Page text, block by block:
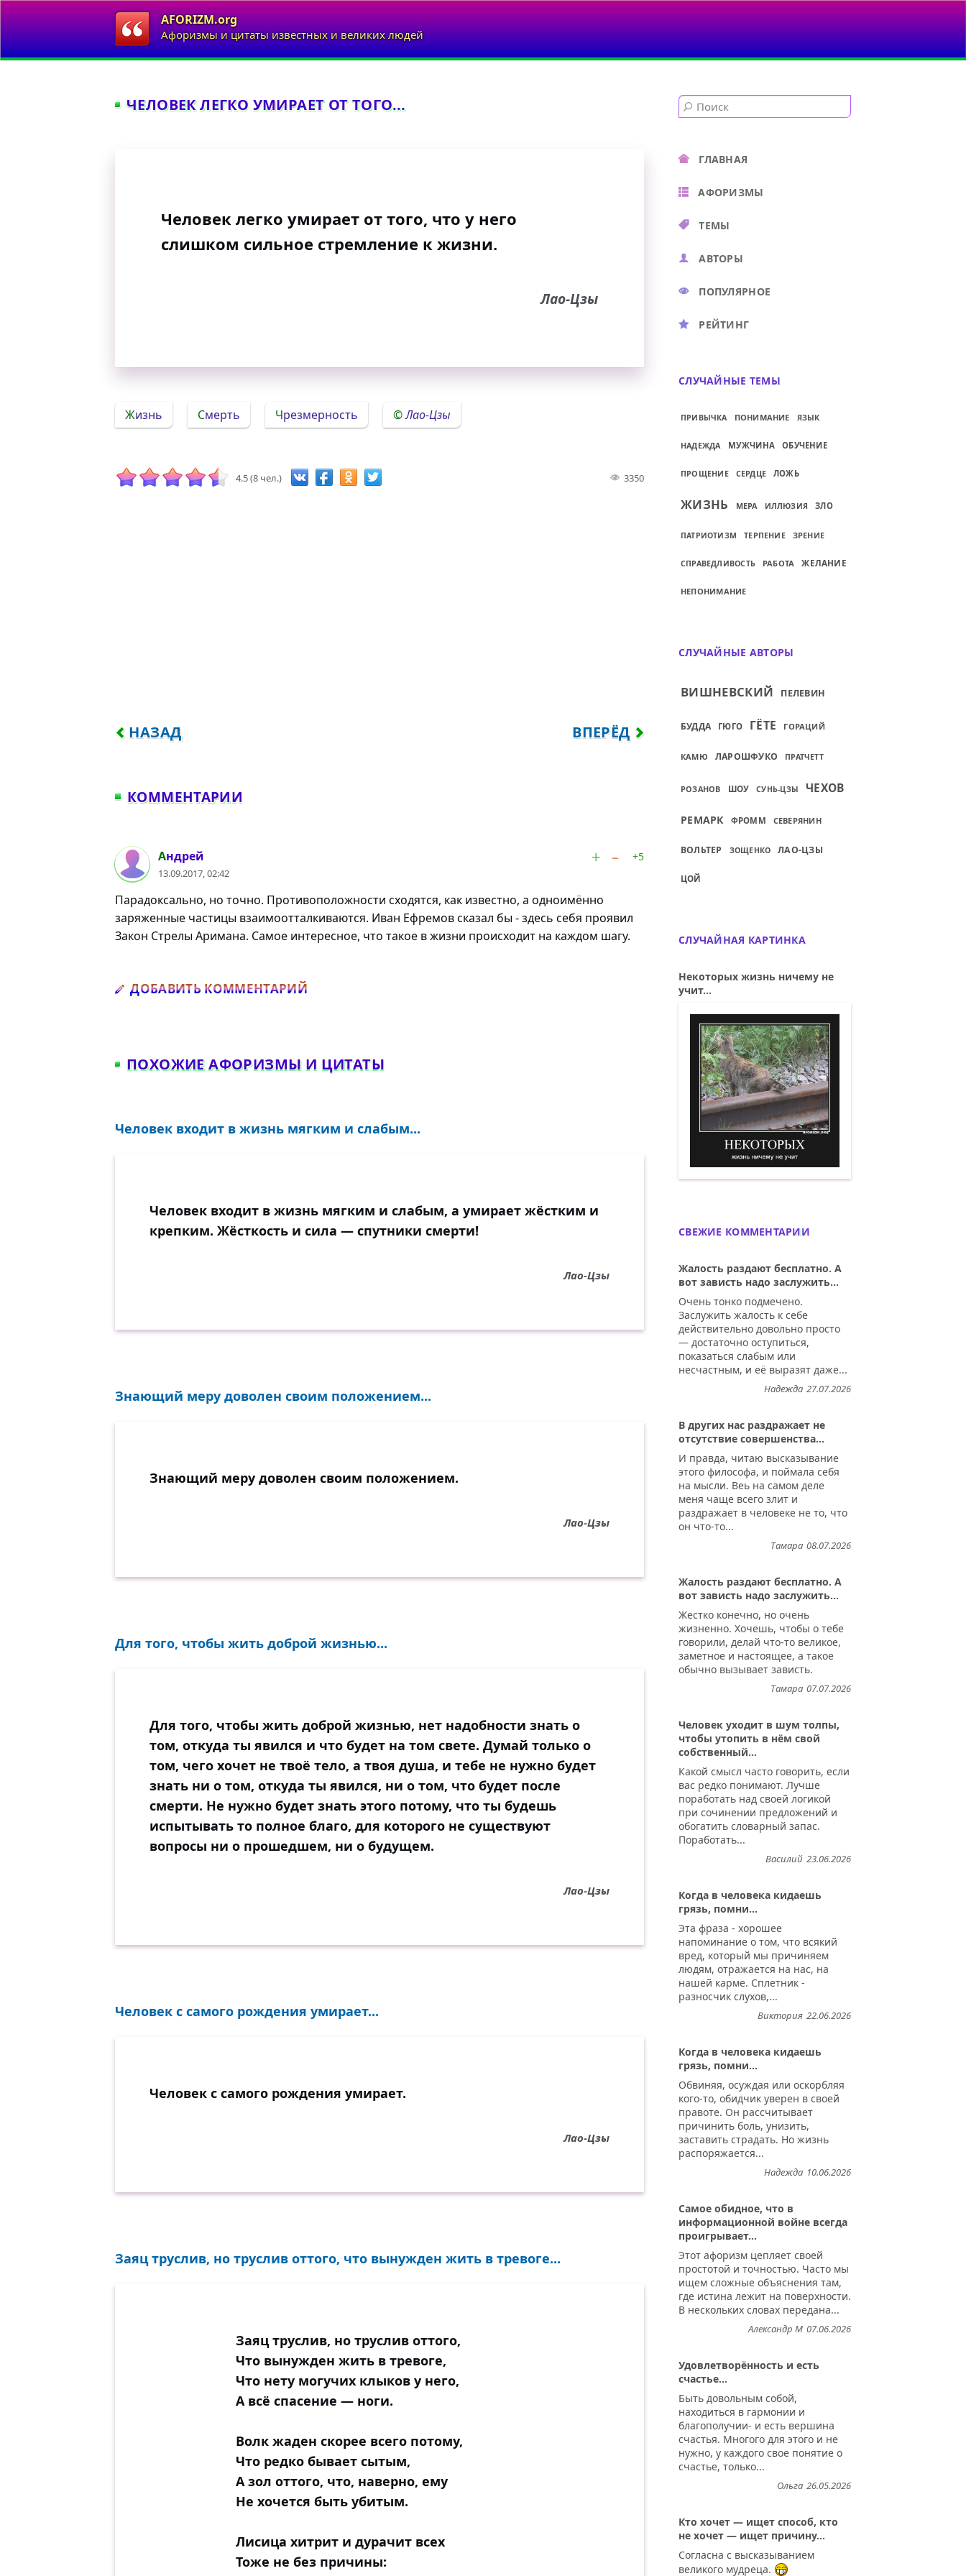
AFORIZM.org
Афоризмы и цитаты известных и великих людей
ЧЕЛОВЕК ЛЕГКО УМИРАЕТ ОТ ТОГО...
Человек легко умирает от того, что у него
слишком сильное стремление к жизни.
Лао-Цзы
Жизнь Смерть Чрезмерность Лао-Цзы
4.5 (8 чел.) 3350
ПРЕДЫДУЩИЙ: ТАМ, ГДЕ ВЕЛИКИЕ МУДРЕЦЫ ИМЕЮТ ВЛАСТЬ...
НАЗАД СЛЕДУЮЩИЙ: ДЛЯ ТОГО, ЧТОБЫ ЖИТЬ ДОБРОЙ
ВПЕРЁД
КОММЕНТАРИИ
#1Андрей
13.09.2017, 02:42
+5
Парадоксально, но точно. Противоположности сходятся, как известно, а одноимённо
заряженные частицы взаимоотталкиваются. Иван Ефремов сказал бы - здесь себя проявил
Закон Стрелы Аримана. Самое интересное, что такое в жизни происходит на каждом шагу.
ДОБАВИТЬ КОММЕНТАРИЙ
ПОХОЖИЕ АФОРИЗМЫ И ЦИТАТЫ
Человек входит в жизнь мягким и слабым...
Человек входит в жизнь мягким и слабым, а умирает жёстким и
крепким. Жёсткость и сила — спутники смерти!
Лао-Цзы
Знающий меру доволен своим положением...
Знающий меру доволен своим положением.
Лао-Цзы
Для того, чтобы жить доброй жизнью...
Для того, чтобы жить доброй жизнью, нет надобности знать о
том, откуда ты явился и что будет на том свете. Думай только о
том, чего хочет не твоё тело, а твоя душа, и тебе не нужно будет
знать ни о том, откуда ты явился, ни о том, что будет после
смерти. Не нужно будет знать этого потому, что ты будешь
испытывать то полное благо, для которого не существуют
вопросы ни о прошедшем, ни о будущем.
Лао-Цзы
Человек с самого рождения умирает...
Человек с самого рождения умирает.
Лао-Цзы
Заяц труслив, но труслив оттого, что вынужден жить в тревоге...
Заяц труслив, но труслив оттого,
Что вынужден жить в тревоге,
Что нету могучих клыков у него,
А всё спасение — ноги.
Волк жаден скорее всего потому,
Что редко бывает сытым,
А зол оттого, что, наверно, ему
Не хочется быть убитым.
Лисица хитрит и дурачит всех
Тоже не без причины:
ГЛАВНАЯ
АФОРИЗМЫ
ТЕМЫ
АВТОРЫ
ПОПУЛЯРНОЕ
РЕЙТИНГ
СЛУЧАЙНЫЕ ТЕМЫ
ПРИВЫЧКА ПОНИМАНИЕ ЯЗЫК
НАДЕЖДА МУЖЧИНА ОБУЧЕНИЕ
ПРОЩЕНИЕ СЕРДЦЕ ЛОЖЬ
ЖИЗНЬ МЕРА ИЛЛЮЗИЯ ЗЛО
ПАТРИОТИЗМ ТЕРПЕНИЕ ЗРЕНИЕ
СПРАВЕДЛИВОСТЬ РАБОТА ЖЕЛАНИЕ
НЕПОНИМАНИЕ
СЛУЧАЙНЫЕ АВТОРЫ
ВИШНЕВСКИЙ ПЕЛЕВИН
БУДДА ГЮГО ГЁТЕ ГОРАЦИЙ
КАМЮ ЛАРОШФУКО ПРАТЧЕТТ
РОЗАНОВ ШОУ СУНЬ-ЦЗЫ ЧЕХОВ
РЕМАРК ФРОММ СЕВЕРЯНИН
ВОЛЬТЕР ЗОЩЕНКО ЛАО-ЦЗЫ
ЦОЙ
СЛУЧАЙНАЯ КАРТИНКА
Некоторых жизнь ничему не
учит...
Некоторых жизнь ничему не учит.
СВЕЖИЕ КОММЕНТАРИИ
Жалость раздают бесплатно. А
вот зависть надо заслужить...
Очень тонко подмечено.
Заслужить жалость к себе
действительно довольно просто
— достаточно оступиться,
показаться слабым или
несчастным, и её выразят даже...
27.07.2026
Надежда
В других нас раздражает не
отсутствие совершенства...
И правда, читаю высказывание
этого философа, и поймала себя
на мысли. Веь на самом деле
меня чаще всего злит и
раздражает в человеке не то, что
он что-то...
08.07.2026
Тамара
Жалость раздают бесплатно. А
вот зависть надо заслужить...
Жестко конечно, но очень
жизненно. Хочешь, чтобы о тебе
говорили, делай что-то великое,
заметное и настоящее, а такое
обычно вызывает зависть.
07.07.2026
Тамара
Человек уходит в шум толпы,
чтобы утопить в нём свой
собственный...
Какой смысл часто говорить, если
вас редко понимают. Лучше
поработать над своей логикой
при сочинении предложений и
обогатить словарный запас.
Поработать...
23.06.2026
Василий
Когда в человека кидаешь
грязь, помни...
Эта фраза - хорошее
напоминание о том, что всякий
вред, который мы причиняем
людям, отражается на нас, на
нашей карме. Сплетник -
разносчик слухов,...
22.06.2026
Виктория
Когда в человека кидаешь
грязь, помни...
Обвиняя, осуждая или оскорбляя
кого-то, обидчик уверен в своей
правоте. Он рассчитывает
причинить боль, унизить,
заставить страдать. Но жизнь
распоряжается...
10.06.2026
Надежда
Самое обидное, что в
информационной войне всегда
проигрывает...
Этот афоризм цепляет своей
простотой и точностью. Часто мы
ищем сложные объяснения там,
где истина лежит на поверхности.
В нескольких словах передана...
07.06.2026
Александр М
Удовлетворённость и есть
счастье...
Быть довольным собой,
находиться в гармонии и
благополучии- и есть вершина
счастья. Многого для этого и не
нужно, у каждого свое понятие о
счастье, только...
26.05.2026
Ольга
Кто хочет — ищет способ, кто
не хочет — ищет причину...
Согласна с высказыванием
великого мудреца.